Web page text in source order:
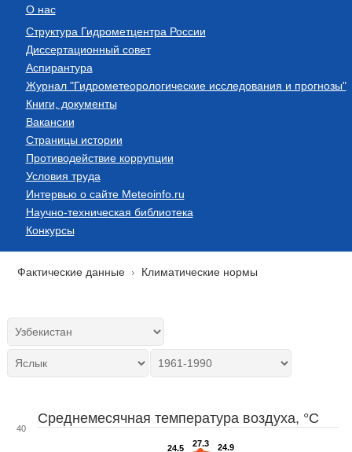
О нас
Структура Гидрометцентра России
Диссертационный совет
Аспирантура
Журнал "Гидрометеорологические исследования и прогнозы"
Книги, документы
Вакансии
Страницы истории
Противодействие коррупции
Условия труда
Интервью о сайте Meteoinfo.ru
Научно-техническая библиотека
Конкурсы
Фактические данные Климатические нормы
Среднемесячная температура воздуха, °C
24.5
24.5 27.3
27.3 24.9
24.9
40